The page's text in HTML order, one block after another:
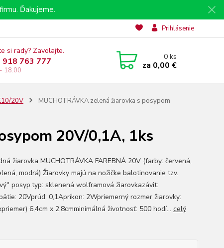
Ďakujeme.
Prihlásenie
si rady? Zavolajte.
918 763 777
18.00
0ks
za 0,00 €
20V
MUCHOTRÁVKA zelená žiarovka s posypom
20V/0,1A, 1ks
žiarovka MUCHOTRÁVKA FAREBNÁ 20V (farby: červená,
modrá) Žiarovky majú na nožičke balotinovanie tzv.
posyp.typ: sklenená wolframová žiarovkazávit:
20Vprúd: 0,1Apríkon: 2Wpriemerný rozmer žiarovky:
6,4cm x 2,8cmminimálná životnosť: 500 hodí... celý